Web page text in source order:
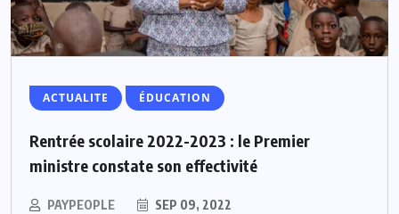
ACTUALITE ÉDUCATION
Rentrée scolaire 2022-2023 : le Premier
ministre constate son effectivité
PAYPEOPLE SEP 09, 2022